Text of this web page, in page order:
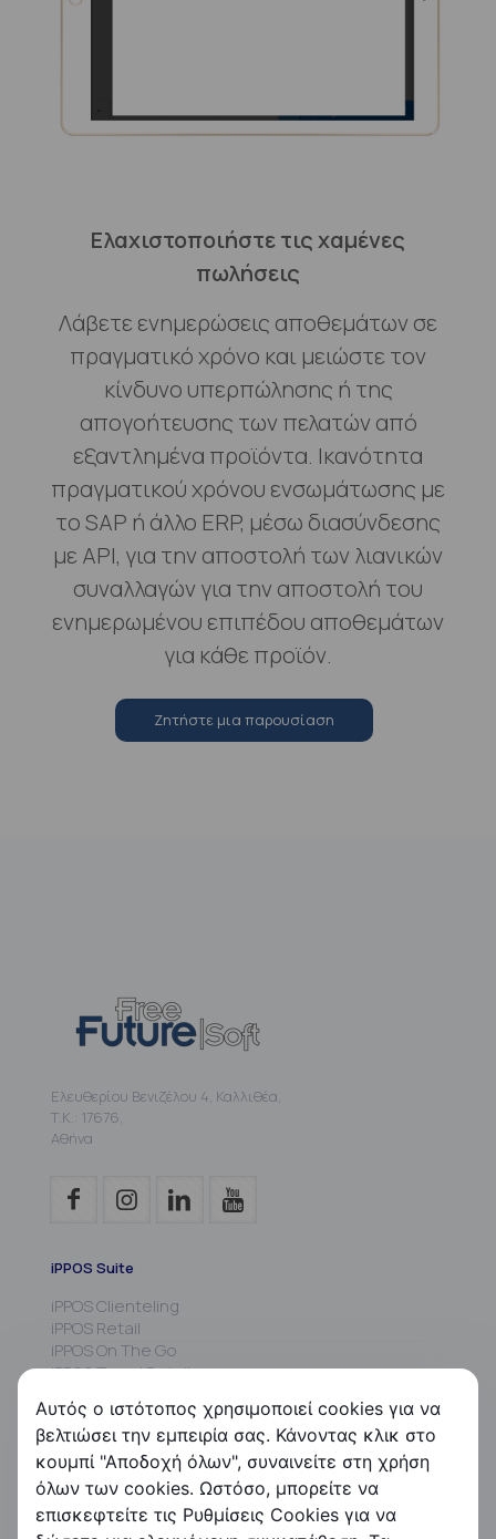
Ελαχιστοποιήστε τις χαμένες
πωλήσεις
Λάβετε ενημερώσεις αποθεμάτων σε
πραγματικό χρόνο και μειώστε τον
κίνδυνο υπερπώλησης ή της
απογοήτευσης των πελατών από
εξαντλημένα προϊόντα. Ικανότητα
πραγματικού χρόνου ενσωμάτωσης με
το SAP ή άλλο ERP, μέσω διασύνδεσης
με API, για την αποστολή των λιανικών
συναλλαγών για την αποστολή του
ενημερωμένου επιπέδου αποθεμάτων
για κάθε προϊόν.
Zητήστε μια παρουσίαση
Ελευθερίου Βενιζέλου 4, Καλλιθέα,
Τ.Κ.: 17676,
Αθήνα
iPPOS Suite
iPPOS Clienteling
iPPOS Retail
iPPOS On The Go
iPPOS Travel Retail
iPPOS MIS
iPPOS Commissions
iPPOS Kiosk
FS HRMS
FS Payroll
Αυτός ο ιστότοπος χρησιμοποιεί cookies για να
βελτιώσει την εμπειρία σας. Κάνοντας κλικ στο
κουμπί "Αποδοχή όλων", συναινείτε στη χρήση
όλων των cookies. Ωστόσο, μπορείτε να
επισκεφτείτε τις Ρυθμίσεις Cookies για να